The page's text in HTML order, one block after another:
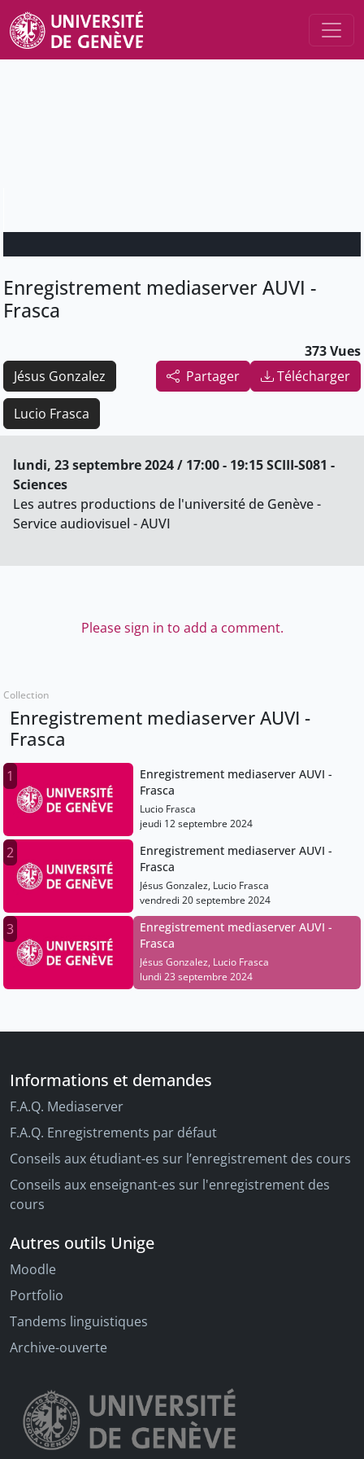
Enregistrement mediaserver AUVI -
Frasca
373 Vues
Partager
Télécharger
Jésus Gonzalez
Lucio Frasca
lundi, 23 septembre 2024 / 17:00 - 19:15 SCIII-S081 -
Sciences
Les autres productions de l'université de Genève -
Service audiovisuel - AUVI
Please sign in to add a comment.
Collection
Enregistrement mediaserver AUVI -
Frasca
1
Enregistrement mediaserver AUVI -
Frasca
Lucio Frasca
jeudi 12 septembre 2024
2
Enregistrement mediaserver AUVI -
Frasca
Jésus Gonzalez, Lucio Frasca
vendredi 20 septembre 2024
3
Enregistrement mediaserver AUVI -
Frasca
Jésus Gonzalez, Lucio Frasca
lundi 23 septembre 2024
Informations et demandes
F.A.Q. Mediaserver
F.A.Q. Enregistrements par défaut
Conseils aux étudiant-es sur l’enregistrement des cours
Conseils aux enseignant-es sur l'enregistrement des
cours
Autres outils Unige
Moodle
Portfolio
Tandems linguistiques
Archive-ouverte